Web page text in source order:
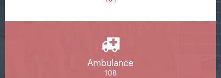
Ambulance
108